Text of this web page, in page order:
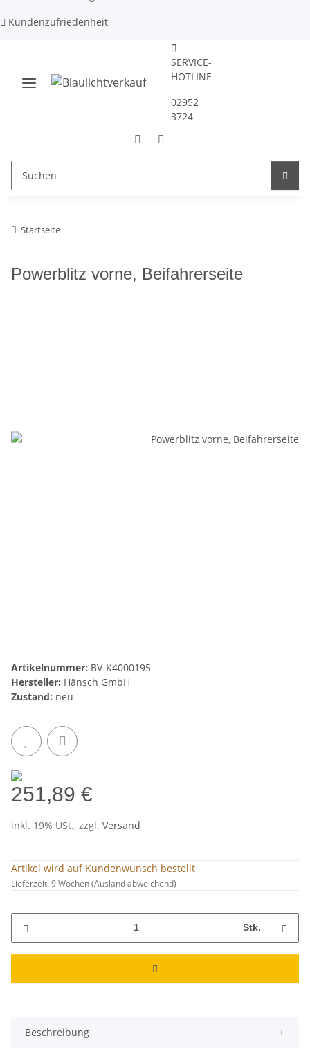
Kundenzufriedenheit
SERVICE-
HOTLINE
02952
3724
Startseite
Powerblitz vorne, Beifahrerseite
Artikelnummer: BV-K4000195
Hersteller: Hänsch GmbH
Zustand: neu
251,89 €
inkl. 19% USt., zzgl. Versand
Artikel wird auf Kundenwunsch bestellt
Lieferzeit:9 Wochen(Ausland abweichend)
Stk.
Beschreibung